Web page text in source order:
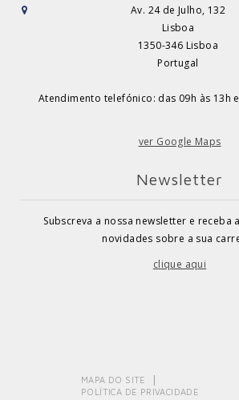
Av. 24 de Julho, 132
Lisboa
1350-346 Lisboa
Portugal
Atendimento telefónico: das 09h às 13h
ver Google Maps
Newsletter
Subscreva a nossa newsletter e receba
novidades sobre a sua
clique aqui
MAPA DO SITE
POLÍTICA DE PRIVACIDADE